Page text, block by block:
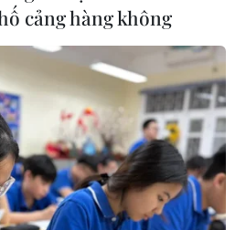
trước mùa
dân không
tiện trên cao
cảng hàng không